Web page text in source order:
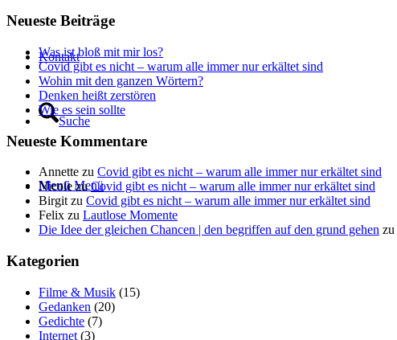
Kon­takt
Suche
Menü Menü
Neu­es­te Beiträge
Was ist bloß mit mir los?
Covid gibt es nicht – war­um alle immer nur erkäl­tet sind
Wohin mit den gan­zen Wörtern?
Den­ken heißt zerstören
Wie es sein sollte
Neu­es­te Kommentare
Annette zu Covid gibt es nicht – war­um alle immer nur erkäl­tet sind
NicolezuCovid gibt es nicht – war­um alle immer nur erkäl­tet sind
Birgitzu Covid gibt es nicht – war­um alle immer nur erkäl­tet sind
Felix zu Laut­lo­se Momente
Die Idee der gleichen Chancen | den begriffen auf den grund gehen zu
Kate­go­rien
Filme & Musik (15)
Gedanken (20)
Gedichte (7)
Internet (3)